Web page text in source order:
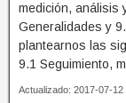
medición, análisis
Generalidades y
plantearnos las
9.1 Seguimiento,
Actualizado: 2017-07-